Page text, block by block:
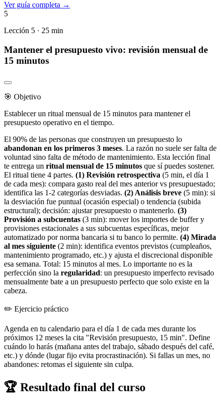
Ver guía completa →
5
Lección 5 · 25 min
Mantener el presupuesto vivo: revisión mensual de
15 minutos
🎯 Objetivo
Establecer un ritual mensual de 15 minutos para mantener el
presupuesto operativo en el tiempo.
El 90% de las personas que construyen un presupuesto lo
abandonan en los primeros 3 meses. La razón no suele ser falta de
voluntad sino falta de método de mantenimiento. Esta lección final
te entrega un ritual mensual de 15 minutos que sí puedes sostener.
El ritual tiene 4 partes. (1) Revisión retrospectiva (5 min, el día 1
de cada mes): compara gasto real del mes anterior vs presupuestado;
identifica las 1-2 categorías desviadas. (2) Análisis breve (5 min): si
la desviación fue puntual (ocasión especial) o tendencia (subida
estructural); decisión: ajustar presupuesto o mantenerlo. (3)
Provisión a subcuentas (3 min): mover los importes de buffer y
provisiones estacionales a sus subcuentas específicas, mejor
automatizado por norma bancaria si tu banco lo permite. (4) Mirada
al mes siguiente (2 min): identifica eventos previstos (cumpleaños,
mantenimiento programado, etc.) y ajusta el discrecional disponible
esa semana. Total: 15 minutos al mes. Lo importante no es la
perfección sino la regularidad: un presupuesto imperfecto revisado
mensualmente bate a un presupuesto perfecto que solo existe en la
cabeza.
✏️ Ejercicio práctico
Agenda en tu calendario para el día 1 de cada mes durante los
próximos 12 meses la cita "Revisión presupuesto, 15 min". Define
cuándo lo harás (mañana antes del trabajo, sábado después del café,
etc.) y dónde (lugar fijo evita procrastinación). Si fallas un mes, no
abandones: retomas el siguiente sin culpa.
🏆 Resultado final del curso